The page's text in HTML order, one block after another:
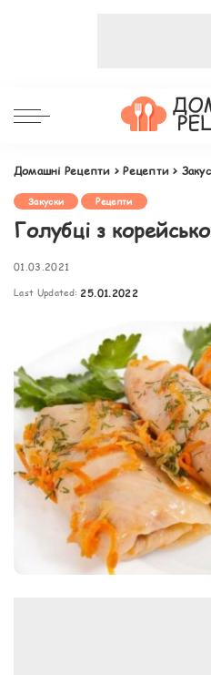
Домашні Рецепти >Рецепти >
Закуски Рецепти
Голубці з
01.03.2021
Last Updated: 25.01.2022